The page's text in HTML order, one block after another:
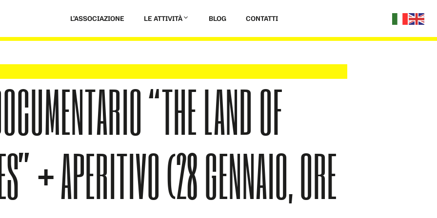
L’ASSOCIAZIONE LE ATTIVITÀ BLOG CONTATTI
“THE LAND OF
+ APERITIVO (28 GENNAIO, ORE